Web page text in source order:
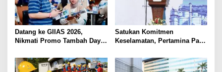
Datang ke GIIAS 2026,
Nikmati Promo Tambah Daya
Satukan Komitmen
Keselamatan, Pertamina Patra
Grand Safety Talk Sukseskan
Pit Stop Tahap II 2026